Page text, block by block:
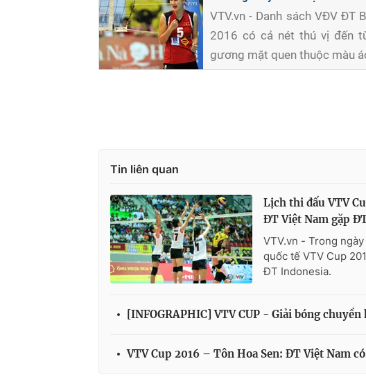
VTV.vn - Danh sách VĐV ĐT
2016 có cả nét thú vị đến
gương mặt quen thuộc màu
Tin liên quan
Lịch thi đấu VTV
ĐT Việt Nam gặp
VTV.vn - Trong
quốc tế VTV Cup
ĐT Indonesia.
[INFOGRAPHIC] VTV CUP - Giải bóng
VTV Cup 2016 – Tôn Hoa Sen: ĐT Việt Nam